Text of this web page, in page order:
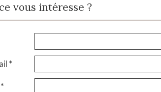
vous intéresse ?
*